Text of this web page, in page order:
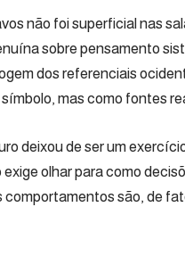
não foi superficial nas
sobre pensamento
dos referenciais
mas como fontes
deixou de ser um
olhar para como
comportamentos são, de